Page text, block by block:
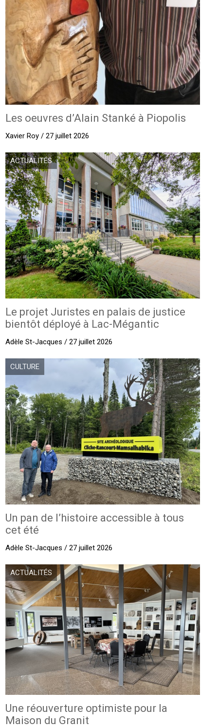
Les oeuvres d’Alain Stanké à Piopolis
Xavier Roy / 27 juillet 2026
ACTUALITÉS
Le projet Juristes en palais de justice
bientôt déployé à Lac-Mégantic
Adèle St-Jacques / 27 juillet 2026
CULTURE
Un pan de l’histoire accessible à tous
cet été
Adèle St-Jacques / 27 juillet 2026
ACTUALITÉS
Une réouverture optimiste pour la
Maison du Granit